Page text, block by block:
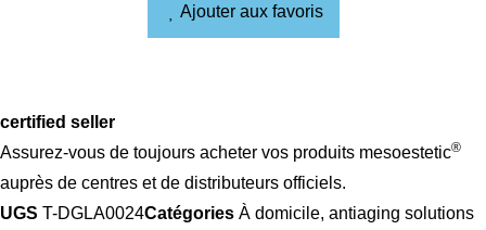
Ajouter aux favoris
certified seller
Assurez-vous de toujours acheter vos produits mesoestetic®
auprès de centres et de distributeurs officiels.
UGS T-DGLA0024Catégories À domicile, antiaging solutions